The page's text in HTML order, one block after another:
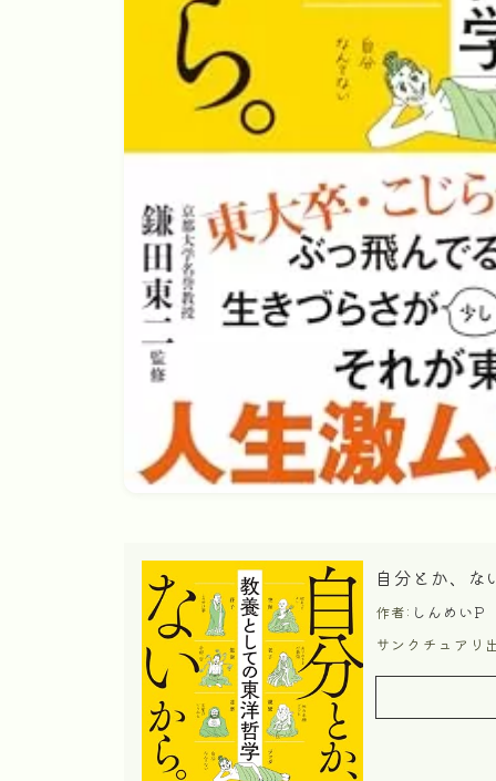
自分とか、
作者: しんめいP
サンクチュアリ